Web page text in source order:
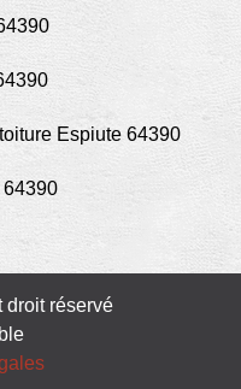
Espiute 64390
droit réservé